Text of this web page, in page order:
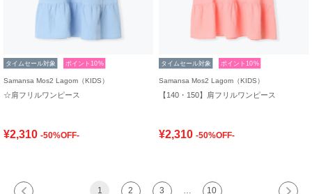
タイムセール対象 ポイント10%
Samansa Mos2 Lagom（KIDS）
☆肩フリルワンピース
¥2,310 -50%OFF-
タイムセール対象 ポイント10%
Samansa Mos2 Lagom（KIDS）
【140・150】肩フリルワンピース
¥2,310 -50%OFF-
1 2 3 10